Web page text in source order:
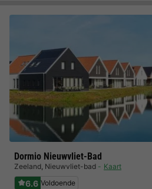
Dormio Nieuwvliet-Bad
Zeeland, Nieuwvliet-bad Kaart
6.6 Voldoende